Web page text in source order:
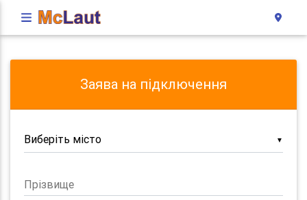
Заява на підключення
▼
Прізвище